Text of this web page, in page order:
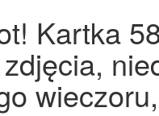
Kartka